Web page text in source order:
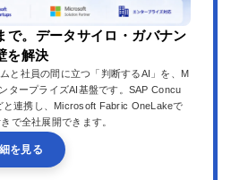
で。データサイロ・ガバナン
を解決
と社員の間に立つ「判断するAI」を、M
タープライズAI基盤です。SAP Concu
連携し、Microsoft Fabric OneLakeで
で全社展開できます。
を見る